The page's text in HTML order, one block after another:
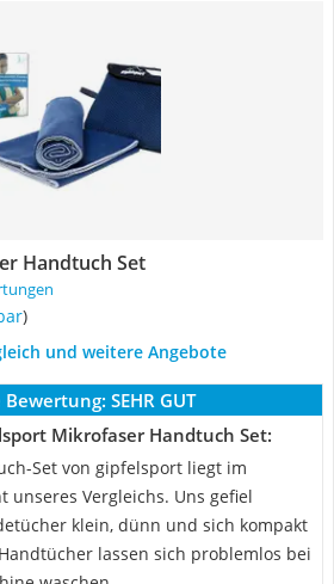
Handtuch Set
)
und weitere Angebote
Bewertung: SEHR GUT
Mikrofaser Handtuch Set:
Set von gipfelsport liegt im
unseres Vergleichs. Uns gefiel
klein, dünn und sich kompakt
lassen sich problemlos bei